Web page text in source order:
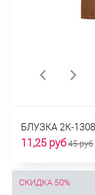
БЛУЗКА 2К-
11,25 руб45 руб
СКИДКА 50%